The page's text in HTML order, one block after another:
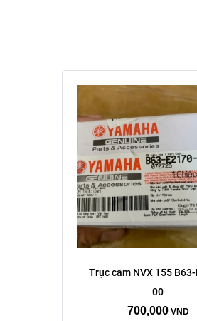
Trục cam NVX 155
00
700,000 VND